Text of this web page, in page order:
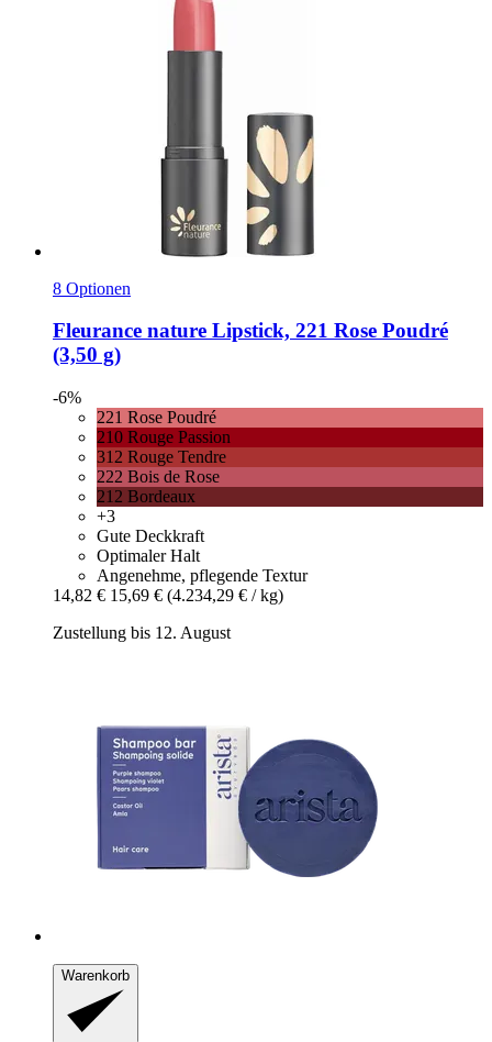
8 Optionen
Fleurance nature Lipstick, 221 Rose Poudré
(3,50 g)
-6%
221 Rose Poudré
210 Rouge Passion
312 Rouge Tendre
222 Bois de Rose
212 Bordeaux
+3
Gute Deckkraft
Optimaler Halt
Angenehme, pflegende Textur
14,82 € 15,69 € (4.234,29 € / kg)
Zustellung bis 12. August
Warenkorb